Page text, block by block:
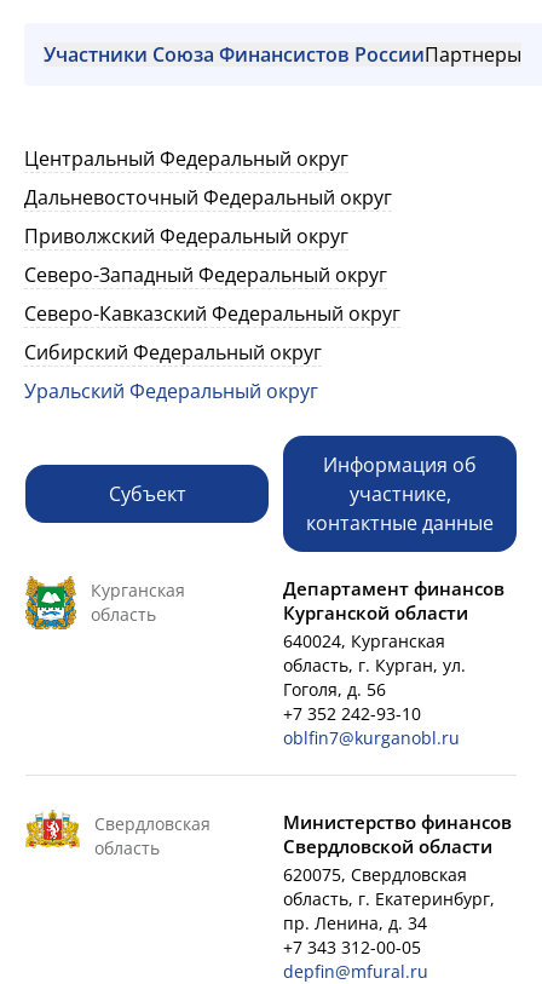
опытом
Участники Союза Финансистов РоссииПартнеры
Центральный Федеральный округ
Дальневосточный Федеральный округ
Приволжский Федеральный округ
Северо-Западный Федеральный округ
Северо-Кавказский Федеральный округ
Сибирский Федеральный округ
Уральский Федеральный округ
Субъект
Информация об
участнике,
контактные данные
Курганская
область
Департамент финансов
Курганской области
640024, Курганская
область, г. Курган, ул.
Гоголя, д. 56
+7 352 242-93-10
oblfin7@kurganobl.ru
Свердловская
область
Министерство финансов
Свердловской области
620075, Свердловская
область, г. Екатеринбург,
пр. Ленина, д. 34
+7 343 312-00-05
depfin@mfural.ru